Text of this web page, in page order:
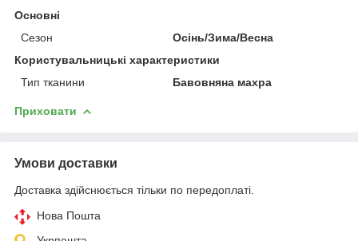
Основні
Сезон
Осінь/Зима/Весна
Користувальницькі характеристики
Тип тканини
Бавовняна махра
Приховати
Умови доставки
Доставка здійснюється тільки по передоплаті.
Нова Пошта